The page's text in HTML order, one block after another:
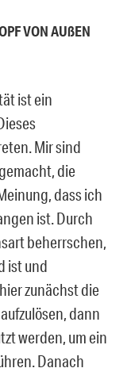
VON AUßEN
ist ein
Mir sind
die
dass ich
ist. Durch
beherrschen,
ist und
zunächst die
dann
werden, um ein
Danach